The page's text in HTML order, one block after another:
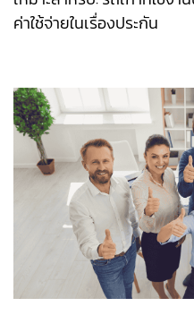
ค่าใช้จ่ายในเรื่องประกัน